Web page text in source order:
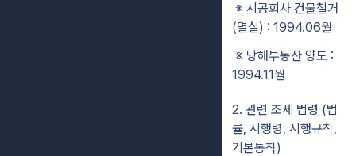
※ 시공회사 건물철거
(멸실) : 1994.06월
※ 당해부동산 양도 :
1994.11월
2. 관련 조세 법령 (법
률, 시행령, 시행규칙,
기본통칙)